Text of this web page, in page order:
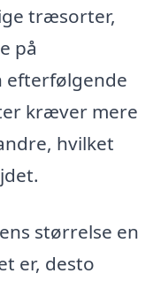
træsorter,
på
efterfølgende
kræver mere
hvilket
størrelse en
er, desto